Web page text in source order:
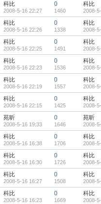
科比
2008-5-16 22:27
0
1460
科比
2008-
科比
2008-5-16 22:26
0
1338
科比
2008-
科比
2008-5-16 22:25
0
1491
科比
2008-
科比
2008-5-16 22:23
0
1536
科比
2008-
科比
2008-5-16 22:19
0
1557
科比
2008-
科比
2008-5-16 22:15
0
1425
科比
2008-
苑昕
2008-5-16 19:33
0
1646
苑昕
2008-
科比
2008-5-16 16:38
0
1706
科比
2008-
科比
2008-5-16 16:30
0
1726
科比
2008-
科比
2008-5-16 16:27
0
1508
科比
2008-
科比
2008-5-16 16:23
0
1669
科比
2008-